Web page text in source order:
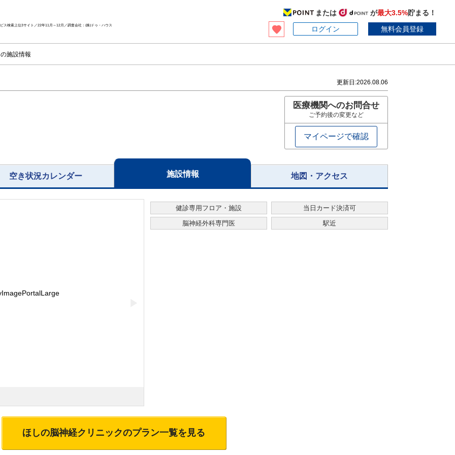
検索上位3サイト／22年11月～12月／調査会社：(株)ドゥ・ハウス
または が最大3.5%貯まる！
ログイン
無料会員登録
施設情報
更新日:2026.08.06
医療機関へのお問合せ
ご予約後の変更など
マイページで確認
空き状況カレンダー 施設情報 地図・アクセス
健診専用フロア・施設
当日カード決済可
脳神経外科専門医
駅近
ほしの脳神経クリニックのプラン一覧を見る